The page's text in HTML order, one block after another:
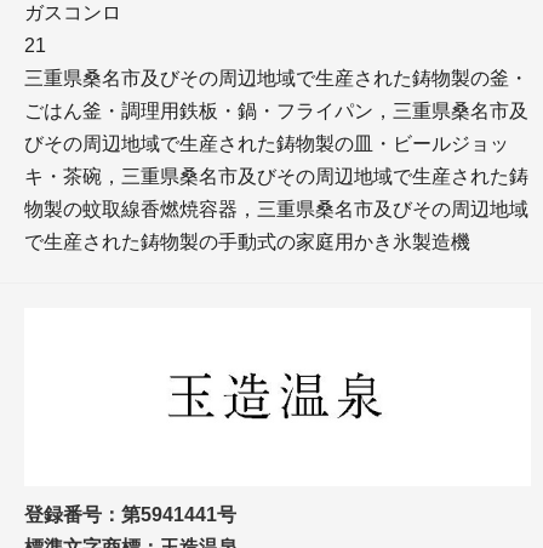
ガスコンロ
21
三重県桑名市及びその周辺地域で生産された鋳物製の釜・
ごはん釜・調理用鉄板・鍋・フライパン，三重県桑名市及
びその周辺地域で生産された鋳物製の皿・ビールジョッ
キ・茶碗，三重県桑名市及びその周辺地域で生産された鋳
物製の蚊取線香燃焼容器，三重県桑名市及びその周辺地域
で生産された鋳物製の手動式の家庭用かき氷製造機
登録番号：第5941441号